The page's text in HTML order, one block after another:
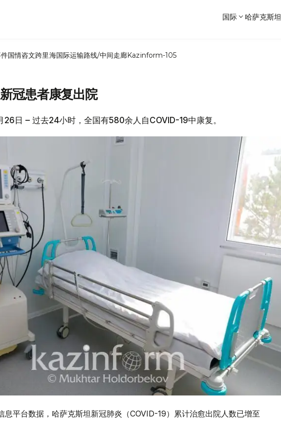
国际 哈萨克斯坦
国情咨文跨里海国际运输路线/中间走廊Kazinform-105
冠患者康复出院
日 – 过去24小时，全国有580余人自COVID-19中康复。
息平台数据，哈萨克斯坦新冠肺炎（COVID-19）累计治愈出院人数已增至